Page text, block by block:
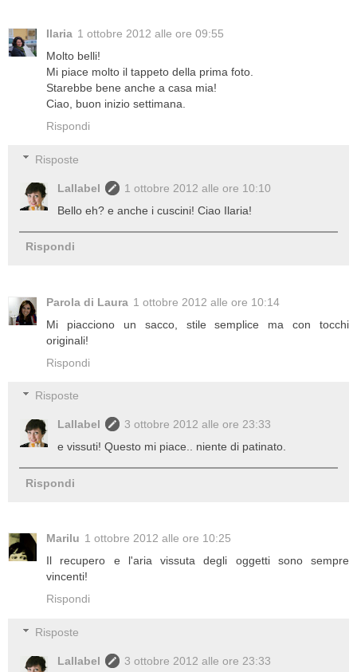
Ilaria 1 ottobre 2012 alle ore 09:55
Molto belli!
Mi piace molto il tappeto della prima foto.
Starebbe bene anche a casa mia!
Ciao, buon inizio settimana.
Rispondi
Risposte
Lallabel
1 ottobre 2012 alle ore 10:10
Bello eh? e anche i cuscini! Ciao Ilaria!
Rispondi
Parola di Laura 1 ottobre 2012 alle ore 10:14
Mi piacciono un sacco, stile semplice ma con tocchi
originali!
Rispondi
Risposte
Lallabel
3 ottobre 2012 alle ore 23:33
e vissuti! Questo mi piace.. niente di patinato.
Rispondi
Marilu 1 ottobre 2012 alle ore 10:25
Il recupero e l'aria vissuta degli oggetti sono sempre
vincenti!
Rispondi
Risposte
Lallabel
3 ottobre 2012 alle ore 23:33